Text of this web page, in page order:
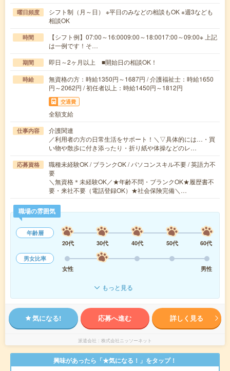
曜日頻度
シフト制（月～日） ※平日のみなどの相談もOK ※週3なども
相談OK
時間
【シフト例】07:00～16:0009:00～18:0017:00～09:00※ 上記
は一例です！そ…
期間 即日～2ヶ月以上 ■開始日の相談OK！
時給
無資格の方：時給1350円～1687円 / 介護福祉士：時給1650
円～2062円 / 初任者以上：時給1450円～1812円
交通費
全額支給
仕事内容
介護関連
／利用者の方の日常生活をサポート！＼▽具体的には…・買
い物や散歩に付き添ったり・折り紙や体操などのレ…
応募資格
職種未経験OK / ブランクOK / パソコンスキル不要 / 英語力不
要
＼無資格＊未経験OK／★年齢不問・ブランクOK★履歴書不
要・来社不要（電話登録OK）★社会保険完備＼…
職場の雰囲気
年齢層
20代
30代 40代 50代
60代
男女比率
女性
男性
もっと見る
気になる! 応募へ進む 詳しく見る
派遣会社 株式会社ニッソーネット
興味があったら「★気になる！」をタップ！